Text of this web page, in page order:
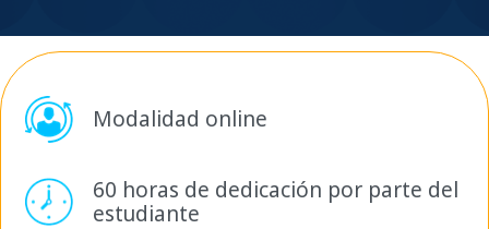
Modalidad online
60 horas de dedicación por parte del
estudiante